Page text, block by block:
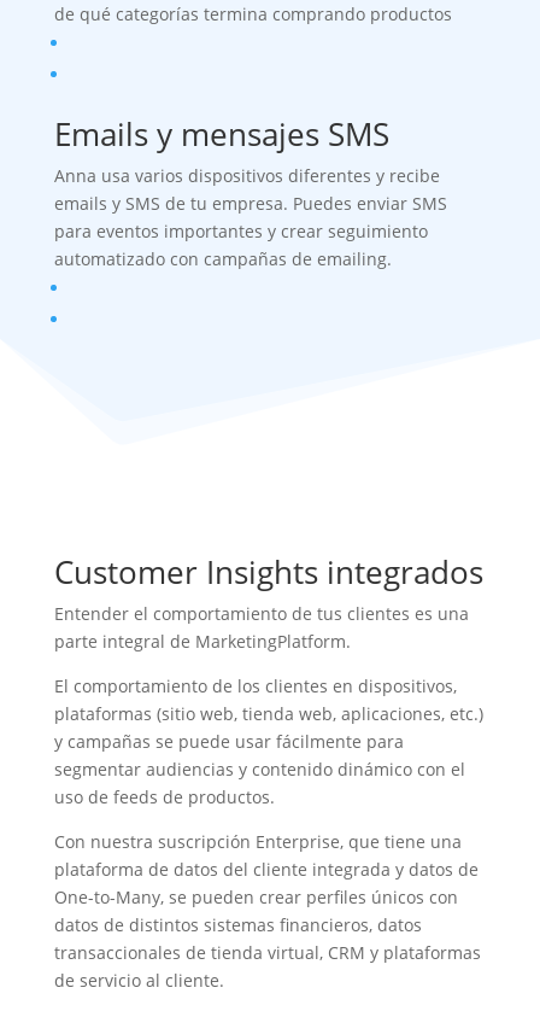
de qué categorías termina comprando productos
Emails y mensajes SMS
Anna usa varios dispositivos diferentes y recibe
emails y SMS de tu empresa. Puedes enviar SMS
para eventos importantes y crear seguimiento
automatizado con campañas de emailing.
Customer Insights integrados
Entender el comportamiento de tus clientes es una
parte integral de MarketingPlatform.
El comportamiento de los clientes en dispositivos,
plataformas (sitio web, tienda web, aplicaciones, etc.)
y campañas se puede usar fácilmente para
segmentar audiencias y contenido dinámico con el
uso de feeds de productos.
Con nuestra suscripción Enterprise, que tiene una
plataforma de datos del cliente integrada y datos de
One-to-Many, se pueden crear perfiles únicos con
datos de distintos sistemas financieros, datos
transaccionales de tienda virtual, CRM y plataformas
de servicio al cliente.